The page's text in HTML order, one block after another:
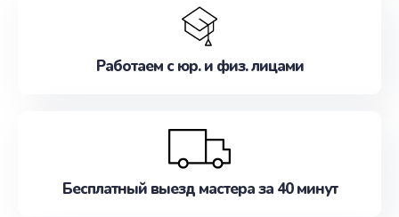
Работаем с юр. и физ. лицами
Бесплатный выезд мастера за 40 минут